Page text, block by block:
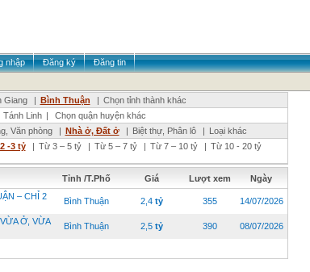
nhập Đăng ký
Đăng tin
Giang | Bình Thuận | Chọn tỉnh thành khác
Tánh Linh |
Chọn quận huyện khác
Văn phòng | Nhà ở, Đất ở | Biệt thự, Phân lô | Loại khác
-3 tỷ | Từ 3 – 5 tỷ | Từ 5 – 7 tỷ | Từ 7 – 10 tỷ | Từ 10 - 20 tỷ
Tỉnh /T.Phố Giá Lượt xem
Ngày
– CHỈ 2
Bình Thuận 2,4 tỷ 355 14/07/2026
Ở, VỪA
Bình Thuận 2,5 tỷ 390 08/07/2026